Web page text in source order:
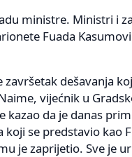
ministre. Ministri i
Fuada
dešavanja
vijećnik u
kazao da je danas
koji se predstavio kao
je zaprijetio. Sve je